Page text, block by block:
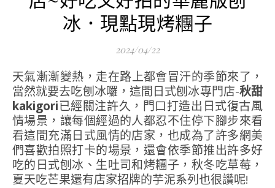
冰．現點現烤糰子
2024/04/22
天氣漸漸變熱，走在路上都會冒汗的季節來了，
當然就要去吃刨冰囉，這間日式刨冰專門店-秋甜
kakigori已經關注許久，門口打造出日式復古風
情場景，讓每個經過的人都忍不住停下腳步來看
看這間充滿日式風情的店家，也成為了許多網美
們喜歡拍照打卡的場景，還會依季節推出許多好
吃的日式刨冰、生吐司和烤糰子，秋冬吃草莓，
夏天吃芒果還有店家招牌的芋泥系列也很讚呢!